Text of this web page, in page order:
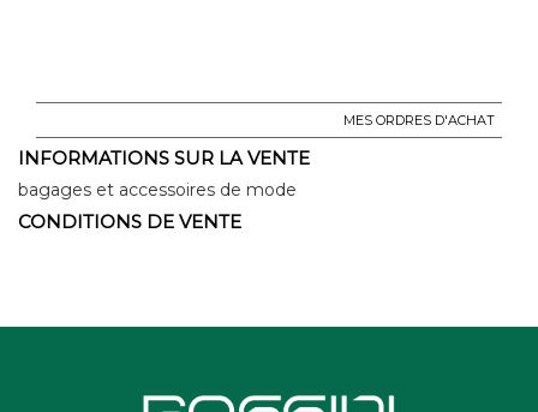
MES ORDRES D'ACHAT
INFORMATIONS SUR LA VENTE
bagages et accessoires de mode
CONDITIONS DE VENTE